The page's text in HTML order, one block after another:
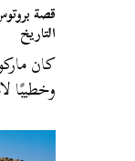
قصة
التاريخ
كان
وخطيبًا